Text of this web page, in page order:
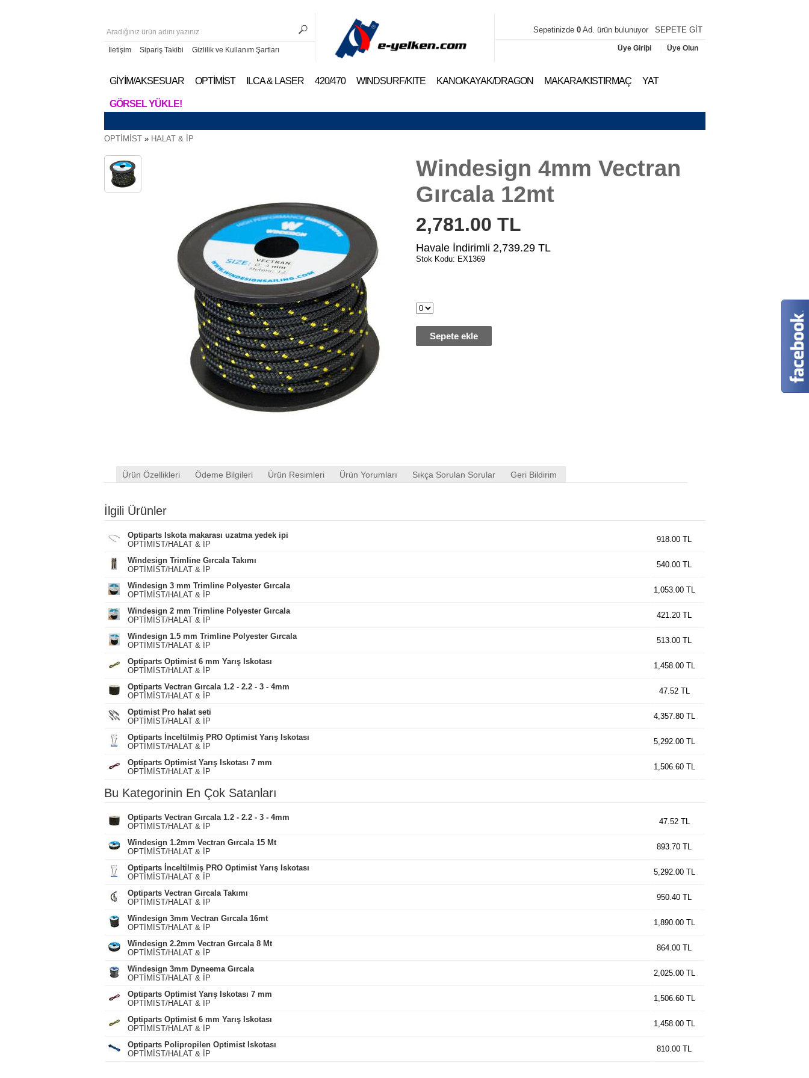
İletişim Sipariş Takibi Gizlilik ve Kullanım Şartları
Sepetinizde 0Ad. ürün bulunuyor SEPETE GİT
Üye Giriþi Üye Olun
GİYİM/AKSESUAR OPTİMİST ILCA & LASER 420/470 WINDSURF/KITE KANO/KAYAK/DRAGON MAKARA/KISTIRMAÇ YAT
GÖRSEL YÜKLE!
OPTİMİST» HALAT & İP
Windesign 4mm Vectran
Gırcala 12mt
2,781.00 TL
Havale İndirimli 2,739.29TL
Stok Kodu: EX1369
Sepete ekle
Ürün Özellikleri Ödeme Bilgileri Ürün Resimleri Ürün Yorumları Sıkça Sorulan Sorular Geri Bildirim
İlgili Ürünler
Optiparts Iskota makarası uzatma yedek ipi
OPTİMİST/HALAT & İP
918.00 TL
Windesign Trimline Gırcala Takımı
OPTİMİST/HALAT & İP
540.00 TL
Windesign 3 mm Trimline Polyester Gırcala
OPTİMİST/HALAT & İP
1,053.00 TL
Windesign 2 mm Trimline Polyester Gırcala
OPTİMİST/HALAT & İP
421.20 TL
Windesign 1.5 mm Trimline Polyester Gırcala
OPTİMİST/HALAT & İP
513.00 TL
Optiparts Optimist 6 mm Yarış Iskotası
OPTİMİST/HALAT & İP
1,458.00 TL
Optiparts Vectran Gırcala 1.2 - 2.2 - 3 - 4mm
OPTİMİST/HALAT & İP
47.52 TL
Optimist Pro halat seti
OPTİMİST/HALAT & İP
4,357.80 TL
Optiparts İnceltilmiş PRO Optimist Yarış Iskotası
OPTİMİST/HALAT & İP
5,292.00 TL
Optiparts Optimist Yarış Iskotası 7 mm
OPTİMİST/HALAT & İP
1,506.60 TL
Bu Kategorinin En Çok Satanları
Optiparts Vectran Gırcala 1.2 - 2.2 - 3 - 4mm
OPTİMİST/HALAT & İP
47.52 TL
Windesign 1.2mm Vectran Gırcala 15 Mt
OPTİMİST/HALAT & İP
893.70 TL
Optiparts İnceltilmiş PRO Optimist Yarış Iskotası
OPTİMİST/HALAT & İP
5,292.00 TL
Optiparts Vectran Gırcala Takımı
OPTİMİST/HALAT & İP
950.40 TL
Windesign 3mm Vectran Gırcala 16mt
OPTİMİST/HALAT & İP
1,890.00 TL
Windesign 2.2mm Vectran Gırcala 8 Mt
OPTİMİST/HALAT & İP
864.00 TL
Windesign 3mm Dyneema Gırcala
OPTİMİST/HALAT & İP
2,025.00 TL
Optiparts Optimist Yarış Iskotası 7 mm
OPTİMİST/HALAT & İP
1,506.60 TL
Optiparts Optimist 6 mm Yarış Iskotası
OPTİMİST/HALAT & İP
1,458.00 TL
Optiparts Polipropilen Optimist Iskotası
OPTİMİST/HALAT & İP
810.00 TL